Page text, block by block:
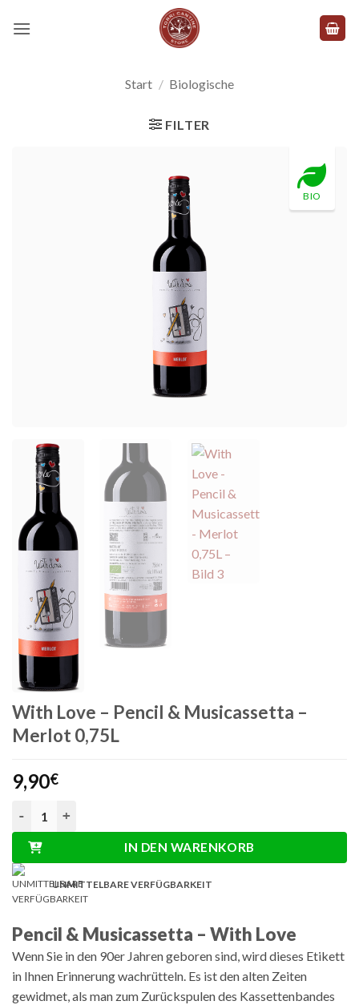
Inhalt
Start / Biologische
FILTER
BIO
With Love – Pencil & Musicassetta –
Merlot 0,75L
9,90€
IN DEN WARENKORB
UNMITTELBARE VERFÜGBARKEIT
Pencil & Musicassetta – With Love
Wenn Sie in den 90er Jahren geboren sind, wird dieses Etikett
in Ihnen Erinnerung wachrütteln. Es ist den alten Zeiten
gewidmet, als man zum Zurückspulen des Kassettenbandes